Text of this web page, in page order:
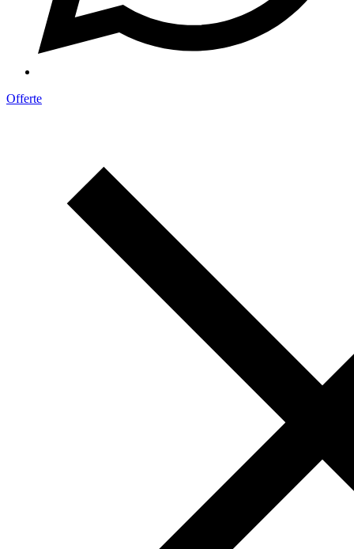
Offerte